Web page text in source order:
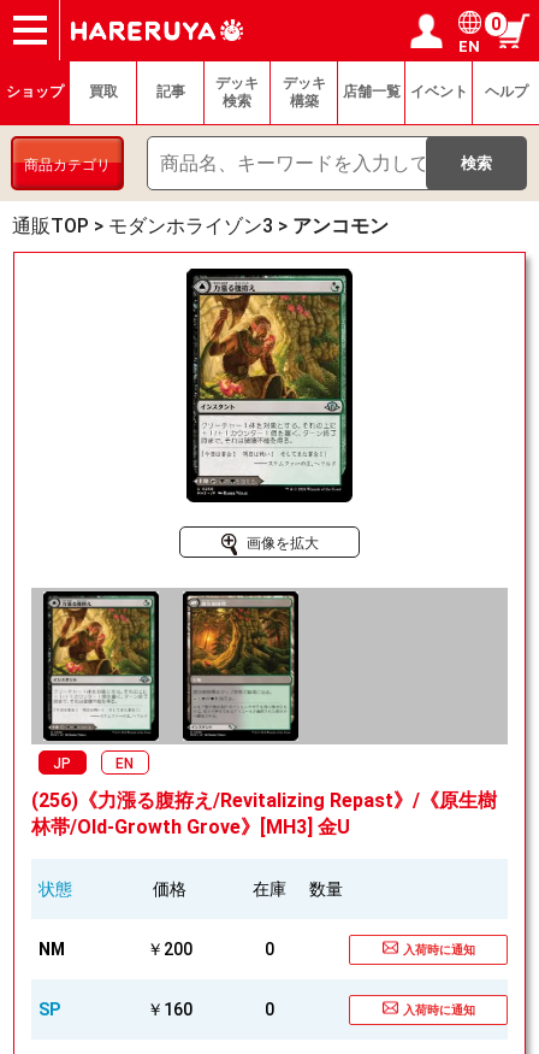
ショップ
買取
記事
デッキ検索
デッキ構築
選手一覧
店舗一覧
イベント
ヘルプ
お問い合わせ ログイン／会員登録
マイページ
EN
0
ショップ 買取 記事
デッキ
検索
デッキ
構築
店舗一覧 イベント ヘルプ
商品カテゴリ
通販TOP > モダンホライゾン3 > アンコモン
画像を拡大
JP EN
(256)《力漲る腹拵え/Revitalizing Repast》/《原生樹
林帯/Old-Growth Grove》[MH3] 金U
状態 価格 在庫 数量
NM ￥200 0 入荷時に通知
SP ￥160 0 入荷時に通知